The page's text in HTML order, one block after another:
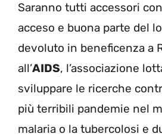
Saranno tutti accessori
acceso e buona parte del
devoluto in beneficenza a
all’AIDS, l’associazione
sviluppare le ricerche
più terribili pandemie nel
malaria o la tubercolosi e